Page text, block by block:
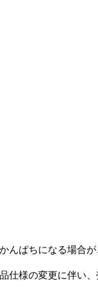
んぱちになる場合
様の変更に伴い、